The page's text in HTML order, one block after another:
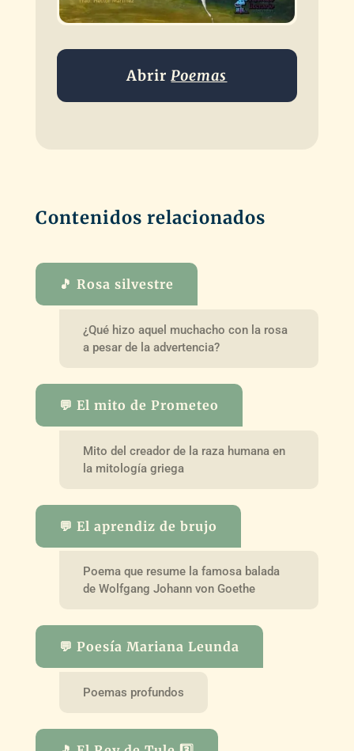
AbrirPoemas
Contenidos relacionados
🎵 Rosa silvestre
¿Qué hizo aquel muchacho con la rosa
a pesar de la advertencia?
💬 El mito de Prometeo
Mito del creador de la raza humana en
la mitología griega
💬 El aprendiz de brujo
Poema que resume la famosa balada
de Wolfgang Johann von Goethe
💬 Poesía Mariana Leunda
Poemas profundos